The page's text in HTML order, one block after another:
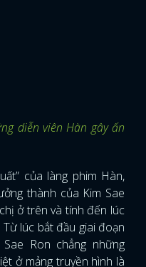
diễn viên Hàn gây ấn
của làng phim Hàn,
thành của Kim Sae
ở trên và tính đến lúc
lúc bắt đầu giai đoạn
Ron chẳng những
ở mảng truyền hình là